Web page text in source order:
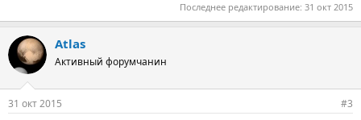
Последнее редактирование: 31 окт 2015
Atlas
Активный форумчанин
31 окт 2015 #3